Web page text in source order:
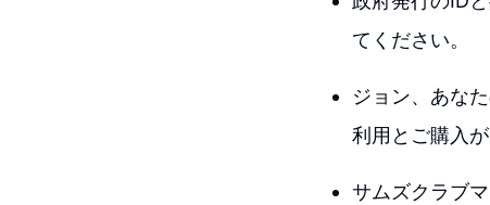
てください。
ジョン、あな
利用とご購入
サムズクラブ